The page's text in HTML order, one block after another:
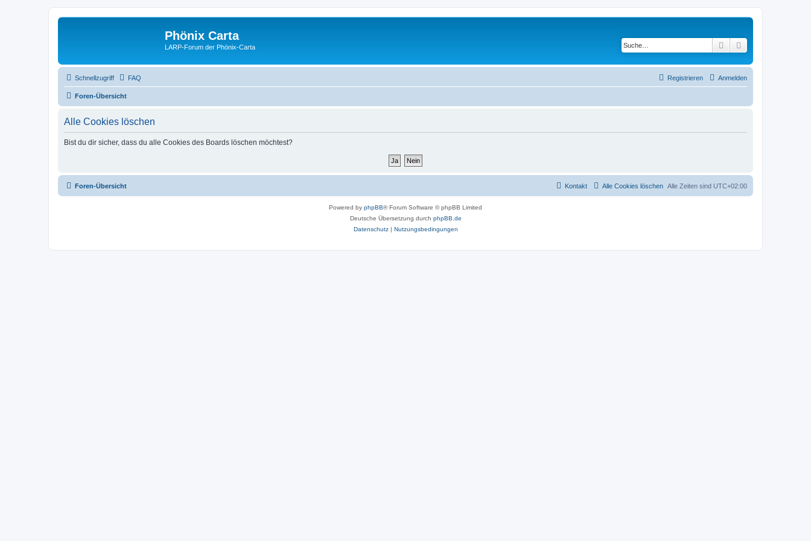
Phönix Carta
LARP-Forum der Phönix-Carta Suche
Schnellzugriff FAQ Anmelden
Registrieren
Foren-Übersicht
Alle Cookies löschen
Bist du dir sicher, dass du alle Cookies des Boards löschen möchtest?
Foren-Übersicht Alle Zeiten sind UTC+02:00
Alle Cookies löschen
Kontakt
Powered by phpBB® Forum Software © phpBB Limited
Deutsche Übersetzung durch phpBB.de
Datenschutz| Nutzungsbedingungen